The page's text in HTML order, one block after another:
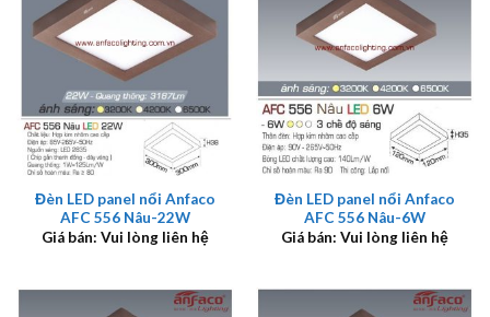
Đèn LED panel nổi Anfaco
AFC 556 Nâu-22W
Giá bán: Vui lòng liên hệ
Đèn LED panel nổi Anfaco
AFC 556 Nâu-6W
Giá bán: Vui lòng liên hệ